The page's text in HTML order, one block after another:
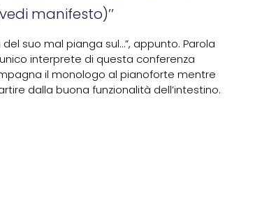
manifesto)’’
suo mal pianga sul…”, appunto. Parola
interprete di questa conferenza
il monologo al pianoforte mentre
dalla buona funzionalità dell’intestino.